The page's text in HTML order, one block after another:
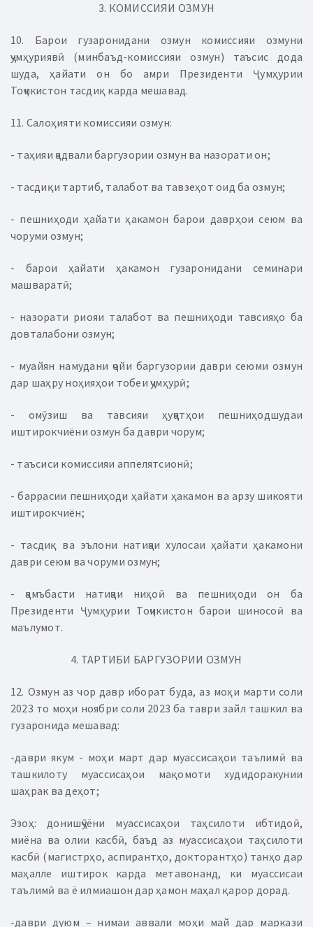
3. КОМИССИЯИ ОЗМУН
10. Барои гузаронидани озмун комиссияи озмуни
ҷумҳуриявӣ (минбаъд-комиссияи озмун) таъсис дода
шуда, ҳайати он бо амри Президенти Ҷумҳурии
Тоҷикистон тасдиқ карда мешавад.
11. Салоҳияти комиссияи озмун:
- таҳияи ҷадвали баргузории озмун ва назорати он;
- тасдиқи тартиб, талабот ва тавзеҳот оид ба озмун;
- пешниҳоди ҳайати ҳакамон барои даврҳои сеюм ва
чоруми озмун;
- барои ҳайати ҳакамон гузаронидани семинари
машваратӣ;
- назорати риояи талабот ва пешниҳоди тавсияҳо ба
довталабони озмун;
- муайян намудани ҷойи баргузории даври сеюми озмун
дар шаҳру ноҳияҳои тобеи ҷумҳурӣ;
- омӯзиш ва тавсияи ҳуҷҷатҳои пешниҳодшудаи
иштирокчиёни озмун ба даври чорум;
- таъсиси комиссияи аппелятсионӣ;
- баррасии пешниҳоди ҳайати ҳакамон ва арзу шикояти
иштирокчиён;
- тасдиқ ва эълони натиҷаи хулосаи ҳайати ҳакамони
даври сеюм ва чоруми озмун;
- ҷамъбасти натиҷаи ниҳоӣ ва пешниҳоди он ба
Президенти Ҷумҳурии Тоҷикистон барои шиносоӣ ва
маълумот.
4. ТАРТИБИ БАРГУЗОРИИ ОЗМУН
12. Озмун аз чор давр иборат буда, аз моҳи марти соли
2023 то моҳи ноябри соли 2023 ба таври зайл ташкил ва
гузаронида мешавад:
-даври якум - моҳи март дар муассисаҳои таълимӣ ва
ташкилоту муассисаҳои мақомоти худидоракунии
шаҳрак ва деҳот;
Эзоҳ: донишҷӯёни муассисаҳои таҳсилоти ибтидоӣ,
миёна ва олии касбӣ, баъд аз муассисаҳои таҳсилоти
касбӣ (магистрҳо, аспирантҳо, докторантҳо) танҳо дар
маҳалле иштирок карда метавонанд, ки муассисаи
таълимӣ ва ё илмиашон дар ҳамон маҳал қарор дорад.
-даври дуюм – нимаи аввали моҳи май дар маркази